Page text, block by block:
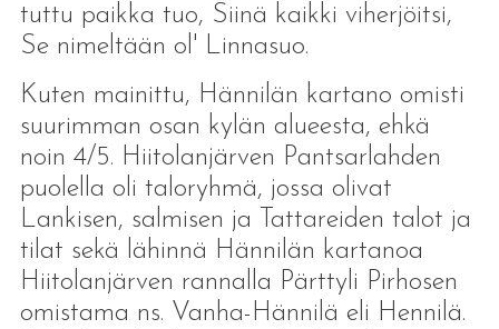
tuttu paikka tuo, Siinä kaikki viherjöitsi,
Se nimeltään ol' Linnasuo.
Kuten mainittu, Hännilän kartano omisti
suurimman osan kylän alueesta, ehkä
noin 4/5. Hiitolanjärven Pantsarlahden
puolella oli taloryhmä, jossa olivat
Lankisen, salmisen ja Tattareiden talot ja
tilat sekä lähinnä Hännilän kartanoa
Hiitolanjärven rannalla Pärttyli Pirhosen
omistama ns. Vanha-Hännilä eli Hennilä.